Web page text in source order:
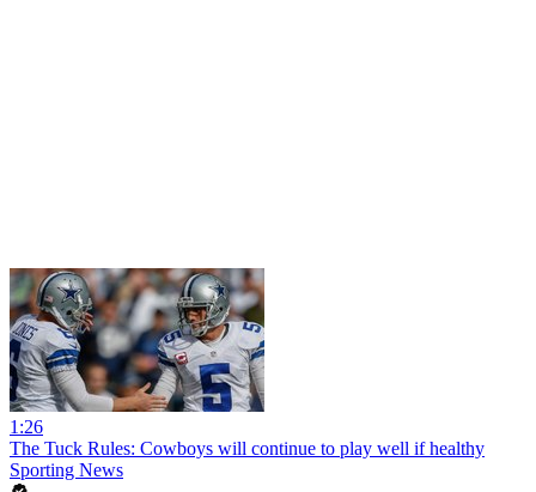
1:26
The Tuck Rules: Cowboys will continue to play well if healthy
Sporting News